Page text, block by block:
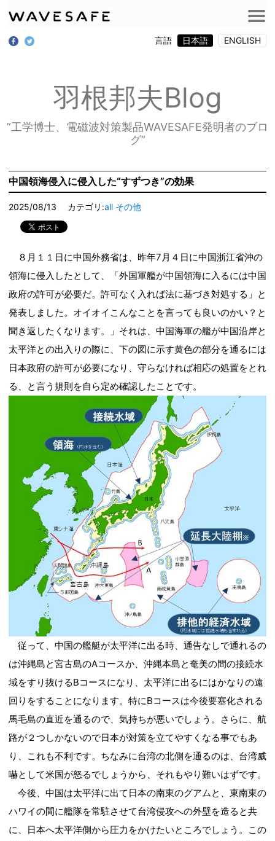
言語 日本語 ENGLISH
羽根邦夫Blog
”工学博士、電磁波対策製品WAVESAFE発明者のブロ
グ”
中国領海侵入に侵入した“すずつき”の効果
2025/08/13 カテゴリ:all その他
８月１１日に中国外務省は、昨年7月４日に中国浙江省沖の
領海に侵入したとして、「外国軍艦が中国領海に入るには中国
政府の許可が必要だ。許可なく入れば法に基づき対処する」と
発表しました。オイオイこんなことを言っても良いのかい？と
聞き返したくなります。」それは、中国海軍の艦が中国沿岸と
太平洋との出入りの際に、下の図に示す黄色の部分を通るには
日本政府の許可が必要になり、守らなければ相応の処置をとれ
る、と言う規則を自ら定め確認したことです。
従って、中国の艦艇が太平洋に出る時、通告なしで通れるの
は沖縄島と宮古島のAコースか、沖縄本島と奄美の間の接続水
域をすり抜けるBコースになり、太平洋に出るにはかなりの遠
回りをすることになります。特にBコースは今後要塞化される
馬毛島の直近を通るので、気持ちが悪いでしょう。さらに、航
路が２つしかないので日本が対策を立てやすくなる事でもあ
り、これも不利です。ちなみに台湾の北側を通るのは、台湾威
嚇として米国が怒るでしょうから、それもやり難いはずです。
今後、中国は太平洋に出て日本の南東のグアムと、東南東の
ハワイの間に艦隊を常駐させて台湾侵攻への外壁を造ると共
に、日本へ太平洋側から圧力をかけたいところでしょう。この